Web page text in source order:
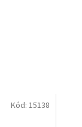
Kód: 15138